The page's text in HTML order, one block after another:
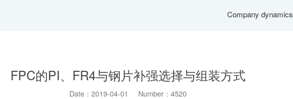
Company dynamics
FPC的PI、FR4与钢片补强选择与组装方式
Date：2019-04-01 Number：4520